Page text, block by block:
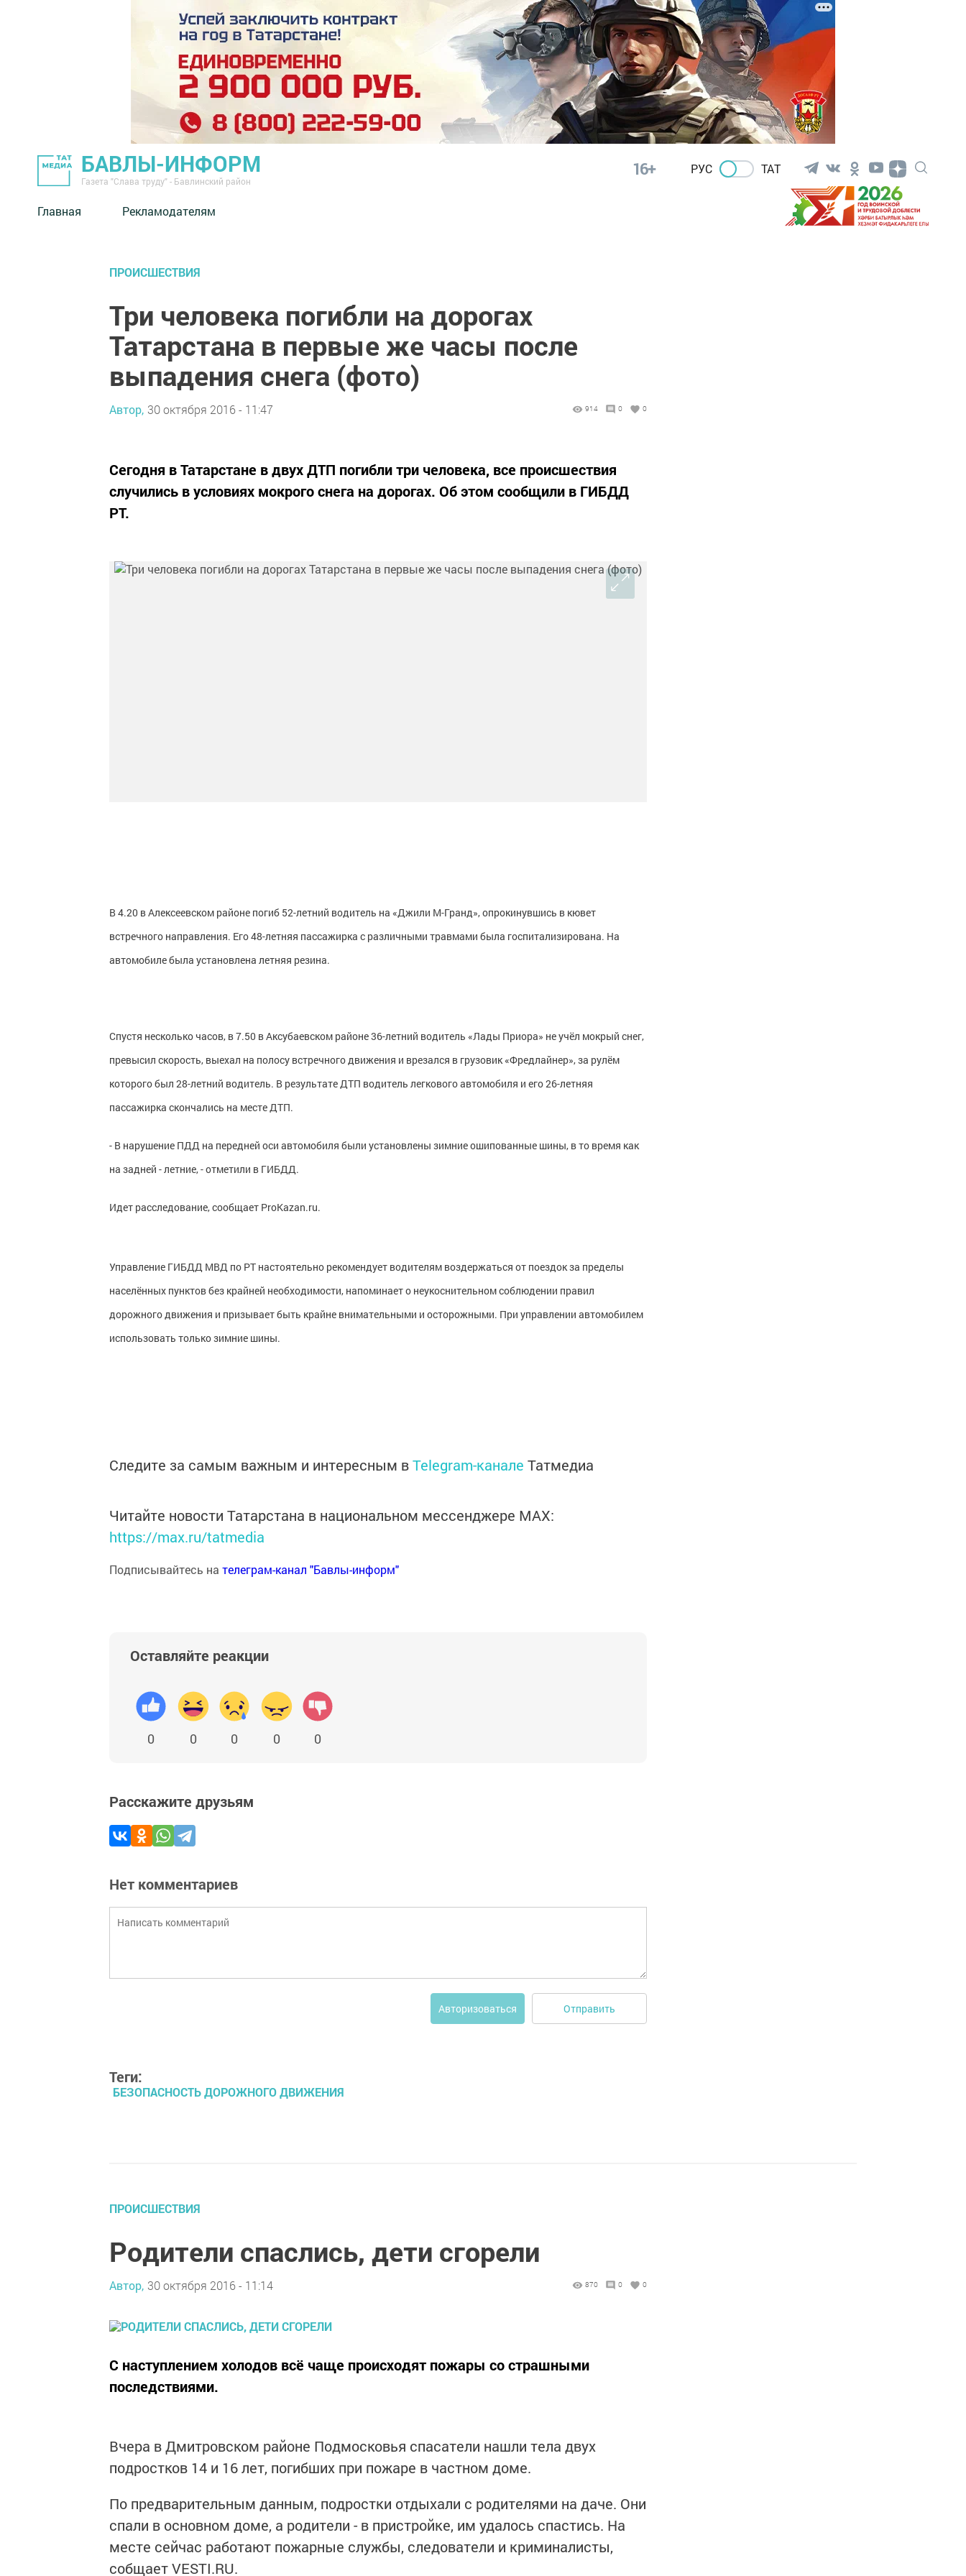
БАВЛЫ-ИНФОРМ
Газета "Слава труду" - Бавлинский район
16+ РУС ТАТ
Главная Рекламодателям
ПРОИСШЕСТВИЯ
Три человека погибли на дорогах
Татарстана в первые же часы после
выпадения снега (фото)
Автор, 30 октября 2016 - 11:47 914 0 0
Сегодня в Татарстане в двух ДТП погибли три человека, все происшествия
случились в условиях мокрого снега на дорогах. Об этом сообщили в ГИБДД
РТ.
В 4.20 в Алексеевском районе погиб 52-летний водитель на «Джили М-Гранд», опрокинувшись в кювет
встречного направления. Его 48-летняя пассажирка с различными травмами была госпитализирована. На
автомобиле была установлена летняя резина.
Спустя несколько часов, в 7.50 в Аксубаевском районе 36-летний водитель «Лады Приора» не учёл мокрый снег,
превысил скорость, выехал на полосу встречного движения и врезался в грузовик «Фредлайнер», за рулём
которого был 28-летний водитель. В результате ДТП водитель легкового автомобиля и его 26-летняя
пассажирка скончались на месте ДТП.
- В нарушение ПДД на передней оси автомобиля были установлены зимние ошипованные шины, в то время как
на задней - летние, - отметили в ГИБДД.
Идет расследование, сообщает ProKazan.ru.
Управление ГИБДД МВД по РТ настоятельно рекомендует водителям воздержаться от поездок за пределы
населённых пунктов без крайней необходимости, напоминает о неукоснительном соблюдении правил
дорожного движения и призывает быть крайне внимательными и осторожными. При управлении автомобилем
использовать только зимние шины.
Следите за самым важным и интересным вTelegram-канале Татмедиа
Читайте новости Татарстана в национальном мессенджере MАХ:
https://max.ru/tatmedia
Подписывайтесь на телеграм-канал "Бавлы-информ"
Оставляйте реакции
0 0 0 0 0
Расскажите друзьям
Нет комментариев
Авторизоваться Отправить
Теги:
БЕЗОПАСНОСТЬ ДОРОЖНОГО ДВИЖЕНИЯ
ПРОИСШЕСТВИЯ
Родители спаслись, дети сгорели
Автор, 30 октября 2016 - 11:14 870 0 0
С наступлением холодов всё чаще происходят пожары со страшными
последствиями.
Вчера в Дмитровском районе Подмосковья спасатели нашли тела двух
подростков 14 и 16 лет, погибших при пожаре в частном доме.
По предварительным данным, подростки отдыхали с родителями на даче. Они
спали в основном доме, а родители - в пристройке, им удалось спастись. На
месте сейчас работают пожарные службы, следователи и криминалисты,
собщает VESTI.RU.